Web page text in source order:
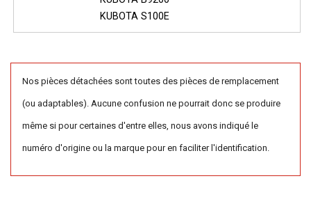
KUBOTA S100E
Nos pièces détachées sont toutes des pièces de remplacement
(ou adaptables). Aucune confusion ne pourrait donc se produire
même si pour certaines d'entre elles, nous avons indiqué le
numéro d'origine ou la marque pour en faciliter l'identification.